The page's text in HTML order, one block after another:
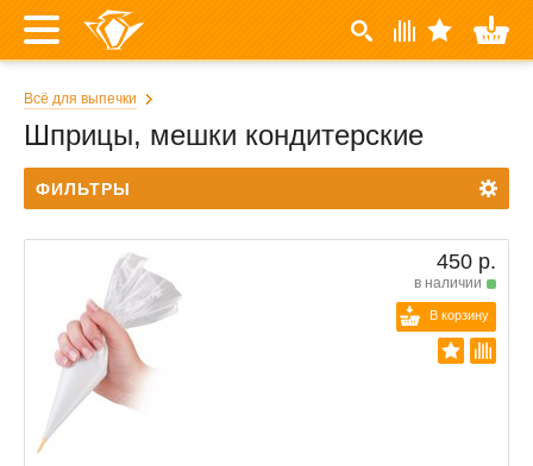
Всё для выпечки
Шприцы, мешки кондитерские
ФИЛЬТРЫ
450 р.
в наличии
В корзину